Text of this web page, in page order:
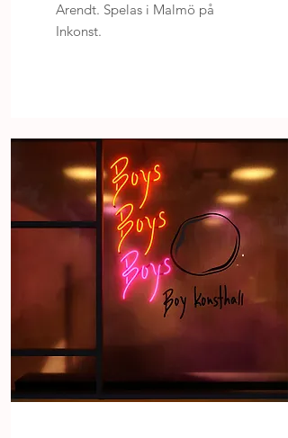
Arendt. Spelas i Malmö på
Inkonst.